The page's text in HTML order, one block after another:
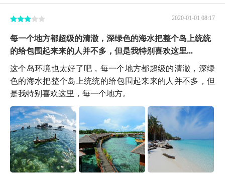
2020-01-01 08:17
每一个地方都超级的清澈，深绿色的海水把整个岛上统统
的给包围起来来的人并不多，但是我特别喜欢这里...
这个岛环境也太好了吧，每一个地方都超级的清澈，深绿
色的海水把整个岛上统统的给包围起来来的人并不多，但
是我特别喜欢这里，每一个地方。